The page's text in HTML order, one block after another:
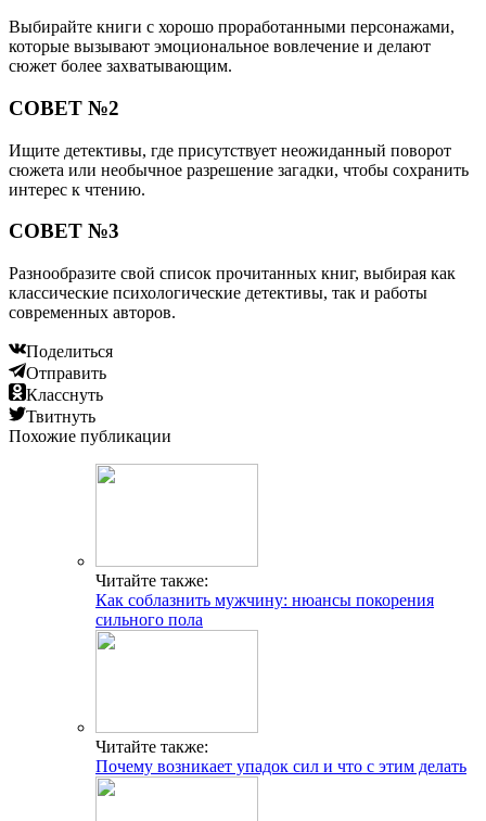
Выбирайте книги с хорошо проработанными персонажами,
которые вызывают эмоциональное вовлечение и делают
сюжет более захватывающим.
СОВЕТ №2
Ищите детективы, где присутствует неожиданный поворот
сюжета или необычное разрешение загадки, чтобы сохранить
интерес к чтению.
СОВЕТ №3
Разнообразите свой список прочитанных книг, выбирая как
классические психологические детективы, так и работы
современных авторов.
Поделиться
Отправить
Класснуть
Твитнуть
Похожие публикации
Читайте также:
Как соблазнить мужчину: нюансы покорения
сильного пола
Читайте также:
Почему возникает упадок сил и что с этим делать